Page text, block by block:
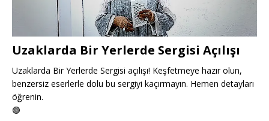
Uzaklarda Bir Yerlerde Sergisi Açılışı
Uzaklarda Bir Yerlerde Sergisi açılışı! Keşfetmeye hazır olun,
benzersiz eserlerle dolu bu sergiyi kaçırmayın. Hemen detayları
öğrenin.
🟢